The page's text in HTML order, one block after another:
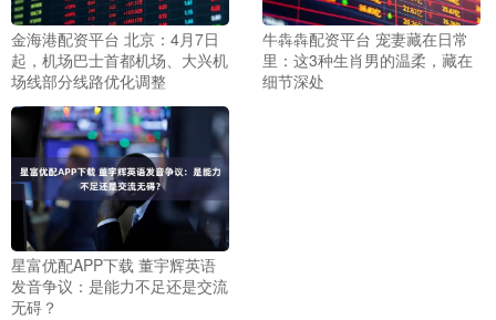
金海港配资平台 北京：4月7日
起，机场巴士首都机场、大兴机
场线部分线路优化调整
牛犇犇配资平台 宠妻藏在日常
里：这3种生肖男的温柔，藏在
细节深处
星富优配APP下载 董宇辉英语
发音争议：是能力不足还是交流
无碍？